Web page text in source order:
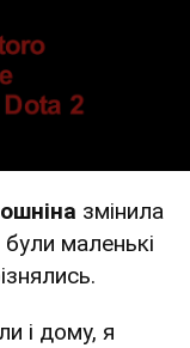
змінила
маленькі
і дому, я